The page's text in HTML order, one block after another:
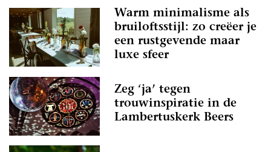
Warm minimalisme als
bruiloftsstijl: zo creëer je
een rustgevende maar
luxe sfeer
Zeg ‘ja’ tegen
trouwinspiratie in de
Lambertuskerk Beers